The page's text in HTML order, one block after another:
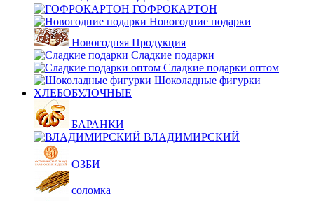
ГОФРОКАРТОН
Новогодние подарки
Новогодняя Продукция
Сладкие подарки
Сладкие подарки оптом
Шоколадные фигурки
ХЛЕБОБУЛОЧНЫЕ
БАРАНКИ
ВЛАДИМИРСКИЙ
ОЗБИ
соломка